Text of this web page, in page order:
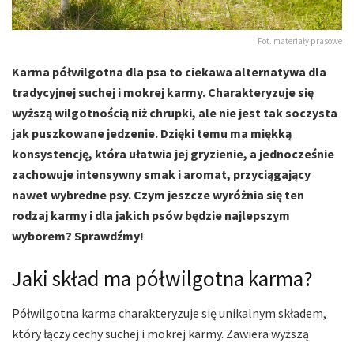
Fot. materiały prasowe
Karma półwilgotna dla psa to ciekawa alternatywa dla
tradycyjnej suchej i mokrej karmy. Charakteryzuje się
wyższą wilgotnością niż chrupki, ale nie jest tak soczysta
jak puszkowane jedzenie. Dzięki temu ma miękką
konsystencję, która ułatwia jej gryzienie, a jednocześnie
zachowuje intensywny smak i aromat, przyciągający
nawet wybredne psy. Czym jeszcze wyróżnia się ten
rodzaj karmy i dla jakich psów będzie najlepszym
wyborem? Sprawdźmy!
Jaki skład ma półwilgotna karma?
Półwilgotna karma charakteryzuje się unikalnym składem,
który łączy cechy suchej i mokrej karmy. Zawiera wyższą